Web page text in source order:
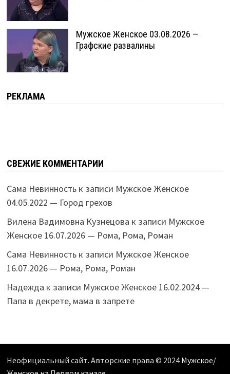
Мужское Женское 03.08.2026 —
Графские развалины
РЕКЛАМА
СВЕЖИЕ КОММЕНТАРИИ
Сама Невинностьк записи Мужское Женское
04.05.2022 — Город грехов
Вилена Вадимовна Кузнецова к записи Мужское
Женское 16.07.2026 — Рома, Рома, Роман
Сама Невинностьк записи Мужское Женское
16.07.2026 — Рома, Рома, Роман
Надежда к записи Мужское Женское 16.02.2024 —
Папа в декрете, мама в запрете
Неофициальный сайт. Авторские права © 2024 Мужское/